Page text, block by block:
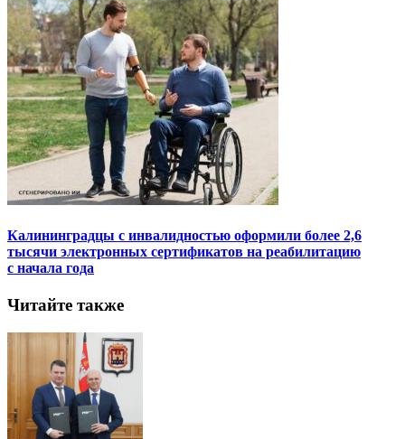
Калининградцы с инвалидностью оформили более 2,6
тысячи электронных сертификатов на реабилитацию
с начала года
Читайте также